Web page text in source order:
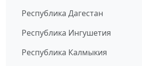
Республика Дагестан
Республика Ингушетия
Республика Калмыкия